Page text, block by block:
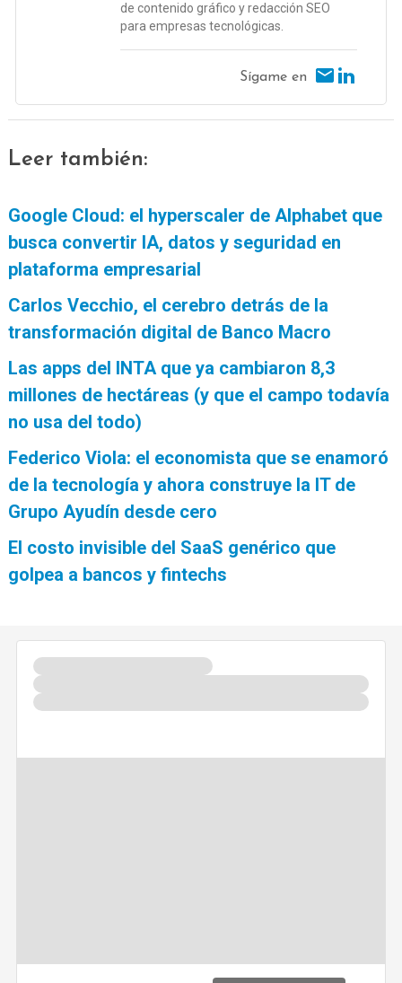
de contenido gráfico y redacción SEO
para empresas tecnológicas.
Sígame en
Leer también:
Google Cloud: el hyperscaler de Alphabet que
busca convertir IA, datos y seguridad en
plataforma empresarial
Carlos Vecchio, el cerebro detrás de la
transformación digital de Banco Macro
Las apps del INTA que ya cambiaron 8,3
millones de hectáreas (y que el campo todavía
no usa del todo)
Federico Viola: el economista que se enamoró
de la tecnología y ahora construye la IT de
Grupo Ayudín desde cero
El costo invisible del SaaS genérico que
golpea a bancos y fintechs